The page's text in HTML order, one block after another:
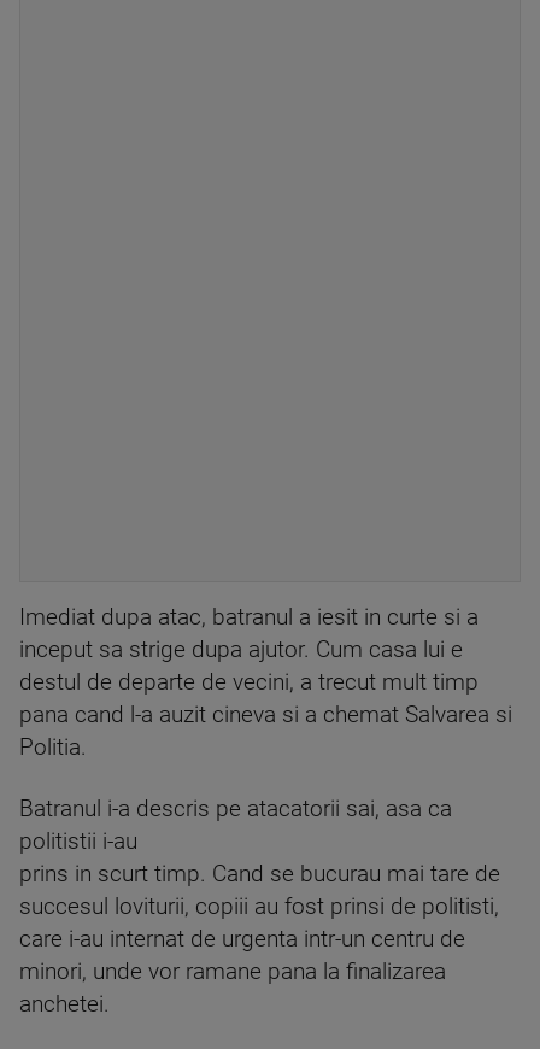
Imediat dupa atac, batranul a iesit in curte si a
inceput sa strige dupa ajutor. Cum casa lui e
destul de departe de vecini, a trecut mult timp
pana cand l-a auzit cineva si a chemat Salvarea si
Politia.
Batranul i-a descris pe atacatorii sai, asa ca
politistii i-au
prins in scurt timp. Cand se bucurau mai tare de
succesul loviturii, copiii au fost prinsi de politisti,
care i-au internat de urgenta intr-un centru de
minori, unde vor ramane pana la finalizarea
anchetei.